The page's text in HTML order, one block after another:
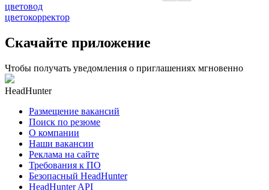
цветовод
цветокорректор
Скачайте приложение
Чтобы получать уведомления о приглашениях мгновенно
HeadHunter
Размещение вакансий
Поиск по резюме
О компании
Наши вакансии
Реклама на сайте
Требования к ПО
Безопасный HeadHunter
HeadHunter API